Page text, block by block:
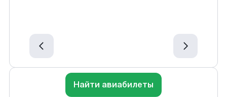
Найти авиабилеты